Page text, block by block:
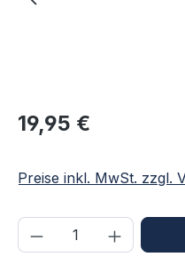
Regulärer Preis:
19,95 €
Preise inkl. MwSt. zzgl.
Produkt Anzahl: